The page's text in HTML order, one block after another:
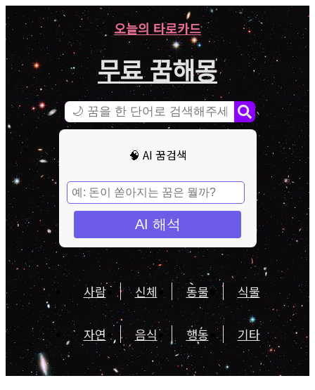
오늘의 타로카드
무료 꿈해몽
🧠 AI 꿈검색
AI 해석
사람 신체 동물 식물
자연 음식 행동 기타